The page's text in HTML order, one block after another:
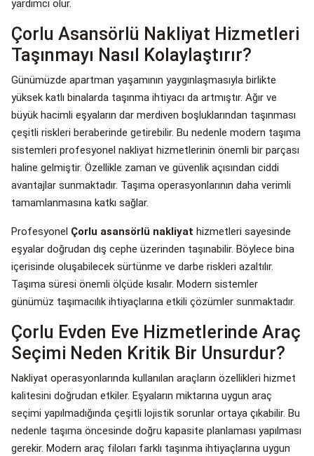
yardımcı olur.
Çorlu Asansörlü Nakliyat Hizmetleri
Taşınmayı Nasıl Kolaylaştırır?
Günümüzde apartman yaşamının yaygınlaşmasıyla birlikte
yüksek katlı binalarda taşınma ihtiyacı da artmıştır. Ağır ve
büyük hacimli eşyaların dar merdiven boşluklarından taşınması
çeşitli riskleri beraberinde getirebilir. Bu nedenle modern taşıma
sistemleri profesyonel nakliyat hizmetlerinin önemli bir parçası
haline gelmiştir. Özellikle zaman ve güvenlik açısından ciddi
avantajlar sunmaktadır. Taşıma operasyonlarının daha verimli
tamamlanmasına katkı sağlar.
Profesyonel Çorlu asansörlü nakliyat hizmetleri sayesinde
eşyalar doğrudan dış cephe üzerinden taşınabilir. Böylece bina
içerisinde oluşabilecek sürtünme ve darbe riskleri azaltılır.
Taşıma süresi önemli ölçüde kısalır. Modern sistemler
günümüz taşımacılık ihtiyaçlarına etkili çözümler sunmaktadır.
Çorlu Evden Eve Hizmetlerinde Araç
Seçimi Neden Kritik Bir Unsurdur?
Nakliyat operasyonlarında kullanılan araçların özellikleri hizmet
kalitesini doğrudan etkiler. Eşyaların miktarına uygun araç
seçimi yapılmadığında çeşitli lojistik sorunlar ortaya çıkabilir. Bu
nedenle taşıma öncesinde doğru kapasite planlaması yapılması
gerekir. Modern araç filoları farklı taşınma ihtiyaçlarına uygun